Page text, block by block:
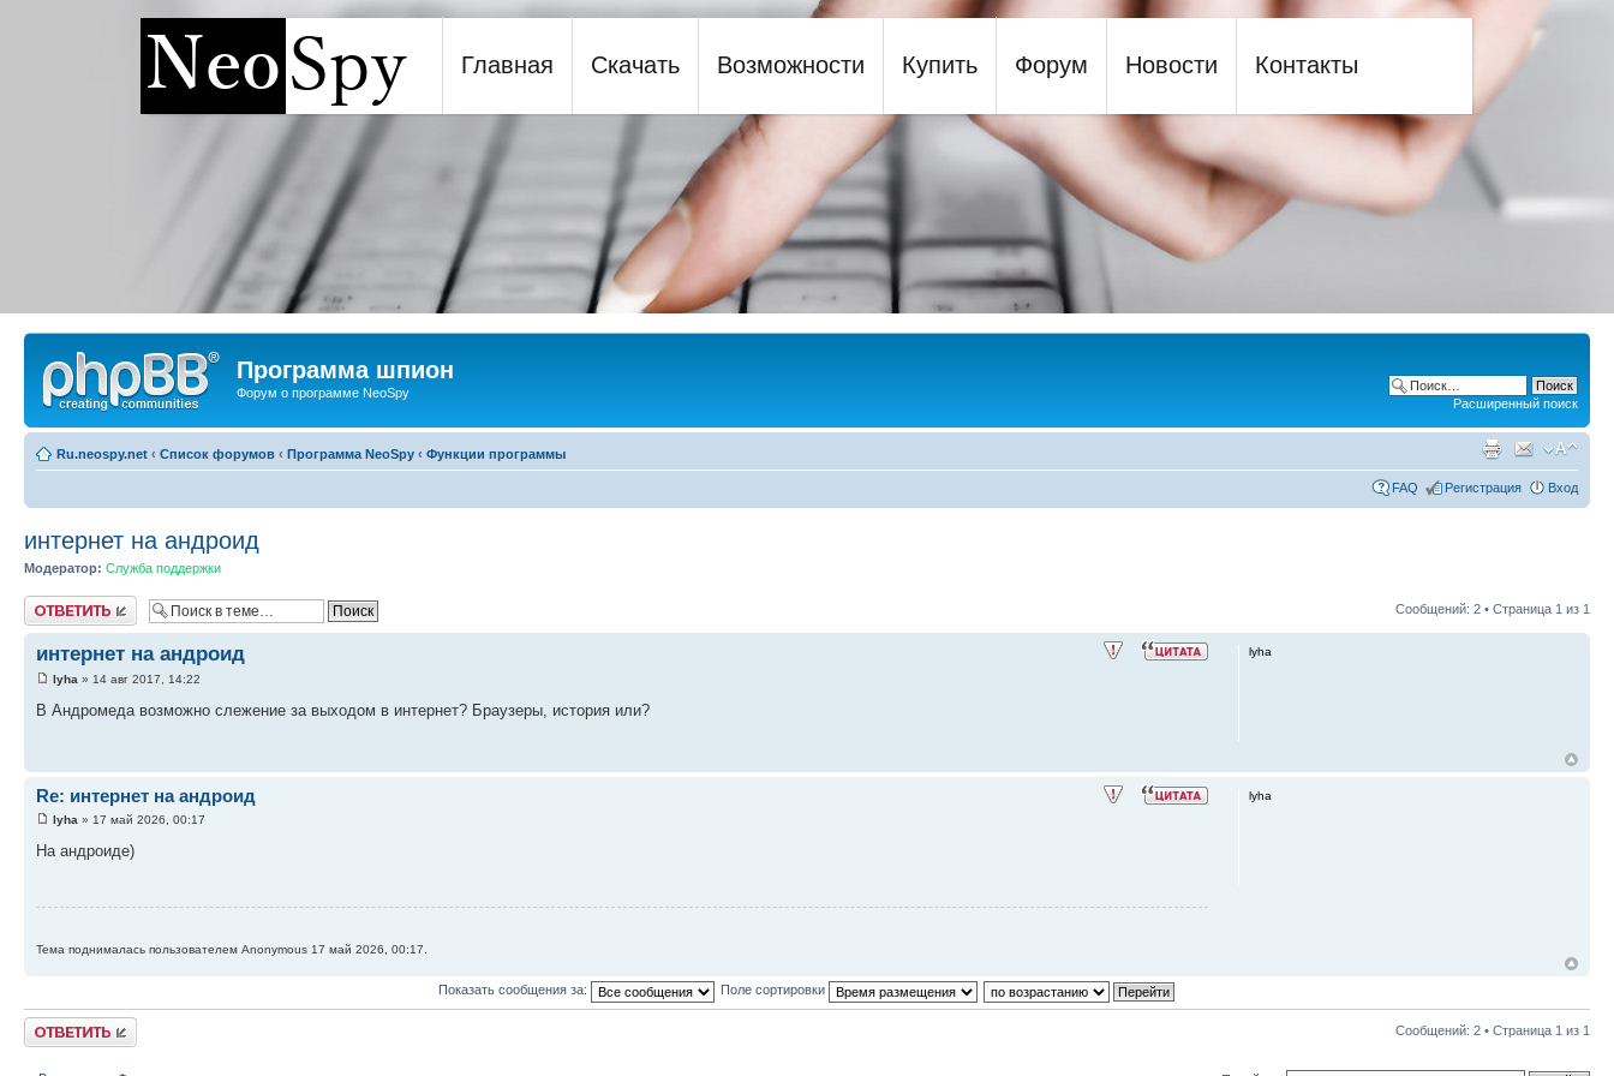
Программа шпион NeoSpy
Главная Скачать Возможности Купить Форум Новости Контакты
Программа шпион
Форум о программе NeoSpy
Расширенный поиск
Ru.neospy.net ‹ Список форумов ‹ Программа NeoSpy ‹ Функции программы
FAQ Регистрация Вход
интернет на андроид
Модератор: Служба поддержки
Ответить Сообщений: 2 • Страница 1 из 1
интернет на андроид
lyha » 14 авг 2017, 14:22
В Андромеда возможно слежение за выходом в интернет? Браузеры, история или?
lyha
Re: интернет на андроид
lyha » 17 май 2026, 00:17
На андроиде)
Тема поднималась пользователем Anonymous 17 май 2026, 00:17.
lyha
Показать сообщения за: Поле сортировки
Ответить Сообщений: 2 • Страница 1 из 1